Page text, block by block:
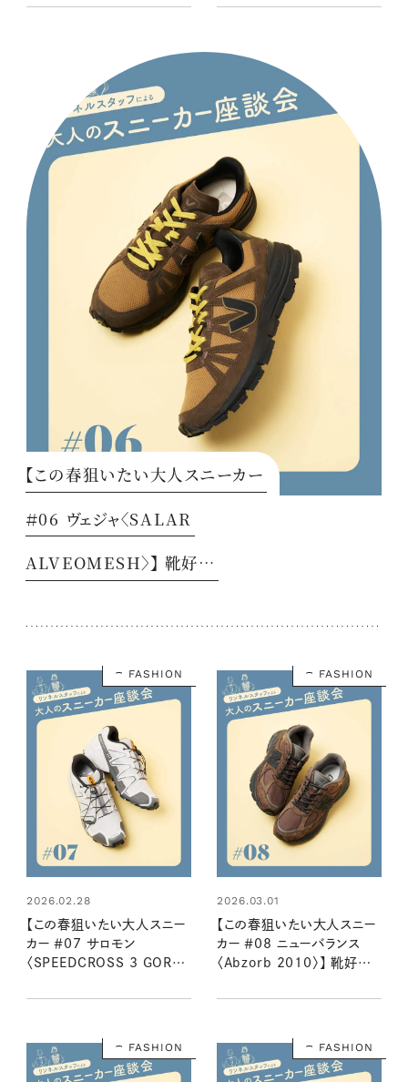
はき心地
はき心地
【この春狙いたい大人スニーカー
＃06 ヴェジャ〈SALAR
ALVEOMESH〉】 靴好…
FASHION
2026.02.28
【この春狙いたい大人スニー
カー ＃07 サロモン
〈SPEEDCROSS 3 GORE-
フ２名が語る魅力とはき心地
FASHION
2026.03.01
【この春狙いたい大人スニー
カー ＃08 ニューバランス
〈Abzorb 2010〉】 靴好きリ
力とはき心地
FASHION FASHION